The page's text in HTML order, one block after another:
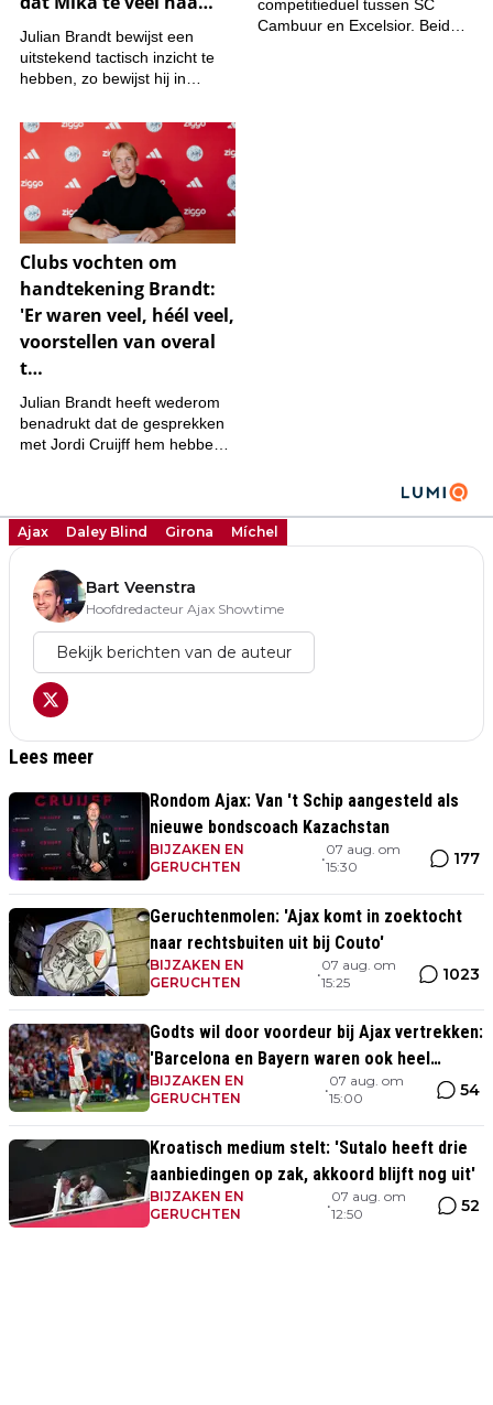
Ajax Daley Blind Girona Míchel
Bart Veenstra
Hoofdredacteur Ajax Showtime
Bekijk berichten van de auteur
Lees meer
Rondom Ajax: Van 't Schip aangesteld als
nieuwe bondscoach Kazachstan
BIJZAKEN EN
GERUCHTEN
•
07 aug. om
15:30
177
Geruchtenmolen: 'Ajax komt in zoektocht
naar rechtsbuiten uit bij Couto'
BIJZAKEN EN
GERUCHTEN
•
07 aug. om
15:25
1023
Godts wil door voordeur bij Ajax vertrekken:
'Barcelona en Bayern waren ook heel
serieus'
BIJZAKEN EN
GERUCHTEN
•
07 aug. om
15:00
54
Kroatisch medium stelt: 'Sutalo heeft drie
aanbiedingen op zak, akkoord blijft nog uit'
BIJZAKEN EN
GERUCHTEN
•
07 aug. om
12:50
52